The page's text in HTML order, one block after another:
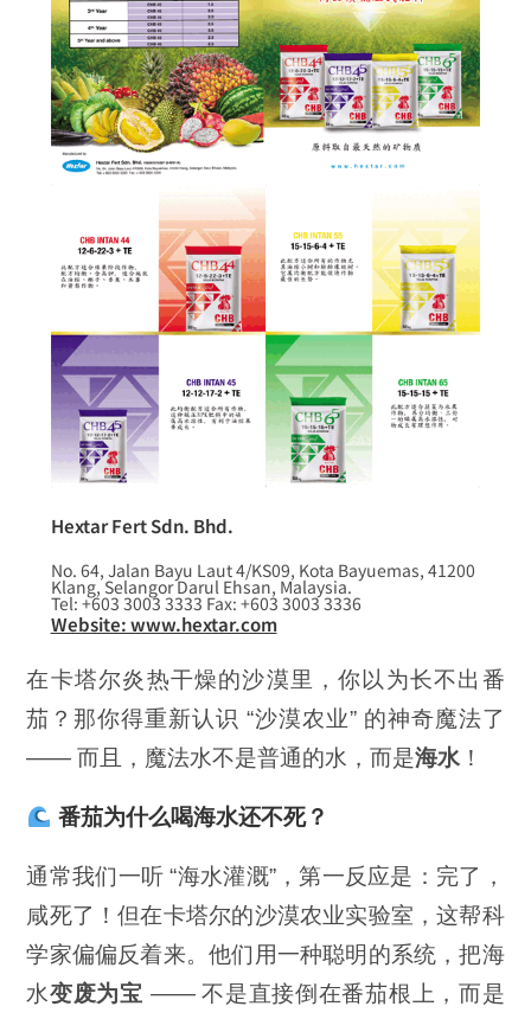
Hextar Fert Sdn. Bhd.
No. 64, Jalan Bayu Laut 4/KS09, Kota Bayuemas, 41200
Klang, Selangor Darul Ehsan, Malaysia.
Tel: +603 3003 3333 Fax: +603 3003 3336
Website: www.hextar.com
在卡塔尔炎热干燥的沙漠里，你以为长不出番
茄？那你得重新认识 “沙漠农业” 的神奇魔法了
—— 而且，魔法水不是普通的水，而是海水 ！
番茄为什么喝海水还不死？
通常我们一听 “海水灌溉”，第一反应是：完了，
咸死了！但在卡塔尔的沙漠农业实验室，这帮科
学家偏偏反着来。他们用一种聪明的系统，把海
水变废为宝 —— 不是直接倒在番茄根上，而是